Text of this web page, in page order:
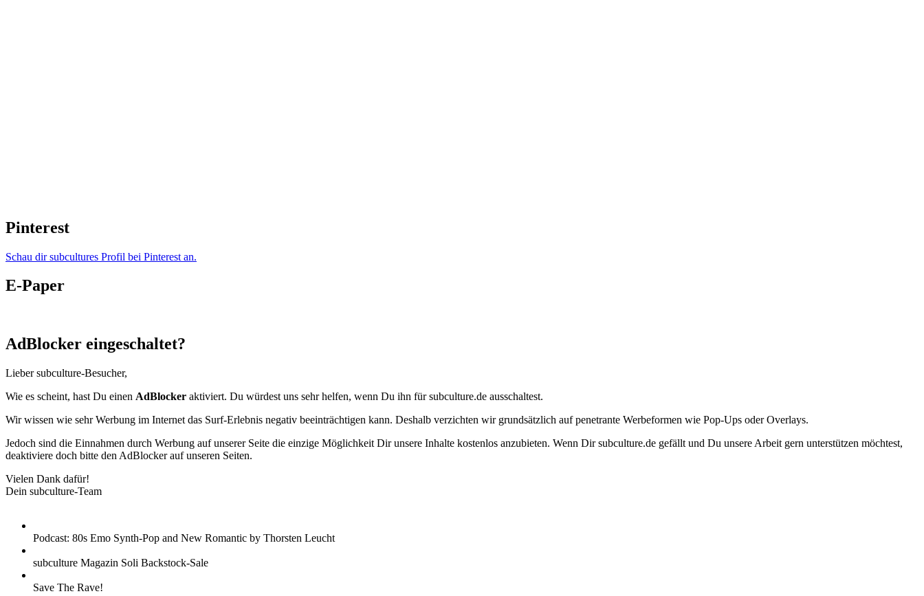
Pinterest
Schau dir subcultures Profil bei Pinterest an.
E-Paper
AdBlocker eingeschaltet?
Lieber subculture-Besucher,
Wie es scheint, hast Du einen AdBlocker aktiviert. Du würdest uns sehr helfen, wenn Du ihn für subculture.de ausschaltest.
Wir wissen wie sehr Werbung im Internet das Surf-Erlebnis negativ beeinträchtigen kann. Deshalb verzichten wir grundsätzlich auf penetrante Werbeformen wie Pop-Ups oder Overlays.
Jedoch sind die Einnahmen durch Werbung auf unserer Seite die einzige Möglichkeit Dir unsere Inhalte kostenlos anzubieten. Wenn Dir subculture.de gefällt und Du unsere Arbeit gern unterstützen möchtest,
deaktiviere doch bitte den AdBlocker auf unseren Seiten.
Vielen Dank dafür!
Dein subculture-Team
Podcast: 80s Emo Synth-Pop and New Romantic by Thorsten Leucht
subculture Magazin Soli Backstock-Sale
Save The Rave!